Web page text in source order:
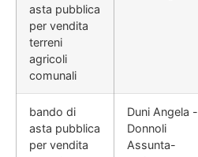
asta pubblica
per vendita
terreni
agricoli
comunali
bando di
asta pubblica
per vendita
Duni Angela -
Donnoli
Assunta-